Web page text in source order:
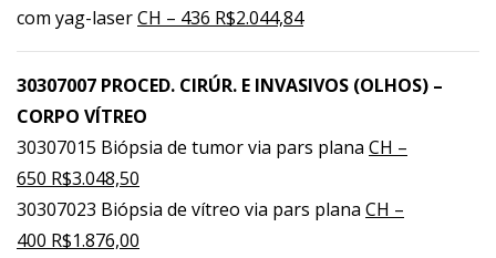
com yag-laserCH – 436 R$2.044,84
30307007 PROCED. CIRÚR. E INVASIVOS (OLHOS) –
CORPO VÍTREO
30307015 Biópsia de tumor via pars plana CH –
650 R$3.048,50
30307023 Biópsia de vítreo via pars plana CH –
400 R$1.876,00